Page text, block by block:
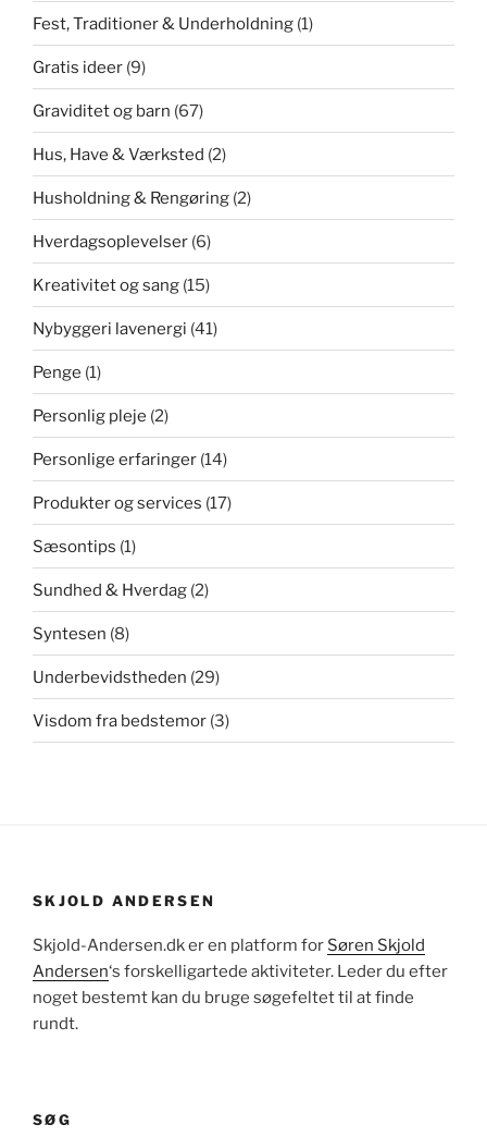
Fest, Traditioner & Underholdning (1)
Gratis ideer (9)
Graviditet og barn (67)
Hus, Have & Værksted (2)
Husholdning & Rengøring (2)
Hverdagsoplevelser (6)
Kreativitet og sang (15)
Nybyggeri lavenergi (41)
Penge (1)
Personlig pleje (2)
Personlige erfaringer (14)
Produkter og services (17)
Sæsontips (1)
Sundhed & Hverdag (2)
Syntesen (8)
Underbevidstheden (29)
Visdom fra bedstemor (3)
SKJOLD ANDERSEN
Skjold-Andersen.dk er en platform for Søren Skjold
Andersen‘s forskelligartede aktiviteter. Leder du efter
noget bestemt kan du bruge søgefeltet til at finde
rundt.
SØG